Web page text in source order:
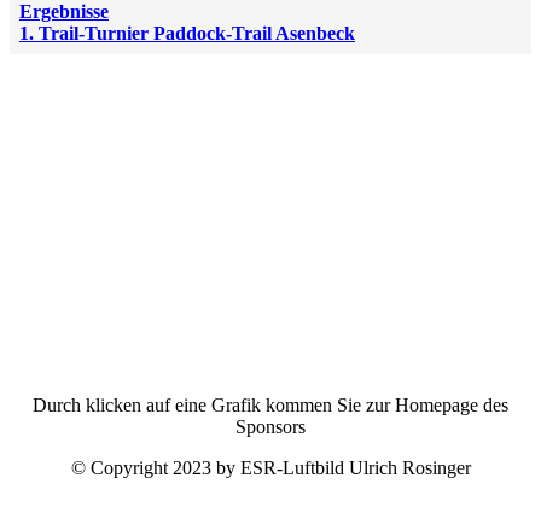
Ergebnisse
1. Trail-Turnier Paddock-Trail Asenbeck
Durch klicken auf eine Grafik kommen Sie zur Homepage des
Sponsors
© Copyright 2023 by ESR-Luftbild Ulrich Rosinger